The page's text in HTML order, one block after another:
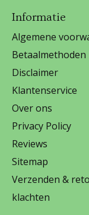
Informatie
Algemene
Betaalmethoden
Disclaimer
Klantenservice
Over ons
Privacy Policy
Reviews
Sitemap
Verzenden &
klachten